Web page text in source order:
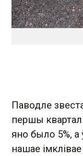
Паводле
першы квартал
яно было 5%, а
нашае